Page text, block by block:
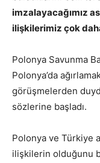
imzalayacağımız
ilişkilerimiz çok
Polonya Savunma
Polonya’da
görüşmelerden
sözlerine başladı.
Polonya ve Türkiye
ilişkilerin olduğunu